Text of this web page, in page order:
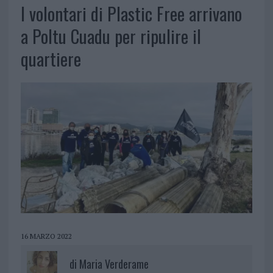
I volontari di Plastic Free arrivano
a Poltu Cuadu per ripulire il
quartiere
16 MARZO 2022
di Maria Verderame